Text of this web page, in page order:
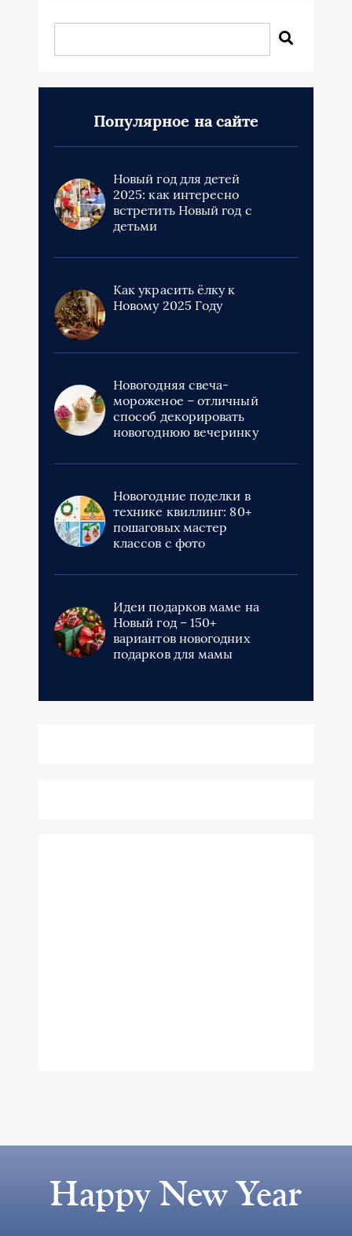
Популярное на сайте
Новый год для детей
2025: как интересно
встретить Новый год с
детьми
Как украсить ёлку к
Новому 2025 Году
Новогодняя свеча-
мороженое – отличный
способ декорировать
новогоднюю вечеринку
Новогодние поделки в
технике квиллинг: 80+
пошаговых мастер
классов с фото
Идеи подарков маме на
Новый год – 150+
вариантов новогодних
подарков для мамы
Happy New Year